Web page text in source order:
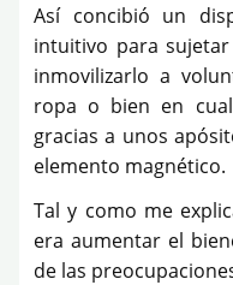
Así concibió un
intuitivo para
inmovilizarlo a
ropa o bien en
gracias a unos
elemento magnético.
Tal y como me
era aumentar el
de las